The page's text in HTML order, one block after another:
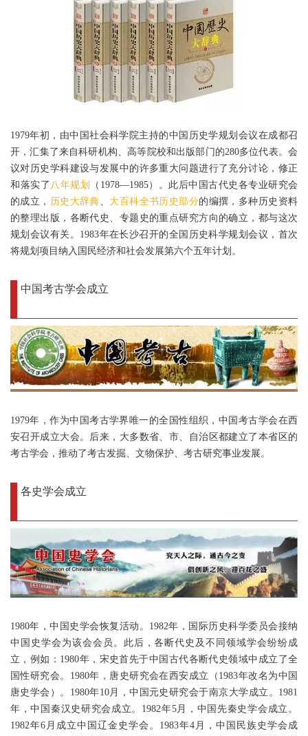
1979年初，由中国社会科学院主持的中国历史学规划会议在成都召
开，汇集了来自科研机构、高等院校和出版部门的280多位代表。会
议对历史学科建设与发展中的许多重大问题进行了充分讨论，修正
和落实了 八年规划
（1978—1985）。此后中国古代史各专业研究会
的成立， 历史大辞典 大百科全书历史部分的编撰，多种历史资料
的整理出版，各断代史、专题史的重点研究方向的确立，都与这次
规划会议有关。1983年在长沙召开的全国历史科学规划会议，首次
将规划项目纳入国民经济和社会发展第六个五年计划。
中国考古学会成立
1979年，作为中国考古学界唯一的全国性组织，中国考古学会在西
安召开成立大会。后来，大多数省、市、自治区都建立了本省区的
考古学会，推动了考古发掘、文物保护、考古研究事业发展。
各史学会成立
1980年，中国史学会恢复活动。1982年，国际历史科学委员会接纳
中国史学会为该会会员。此后，各断代史及不同领域学会纷纷成
立，例如：1980年，宋史首先于中国古代各断代史领域中成立了全
国性研究会。1980年，唐史研究会在西安成立（1983年改名为中国
唐史学会）。1980年10月，中国元史研究会于南京大学成立。1981
年，中国秦汉史研究会成立。1982年5月，中国先秦史学会成立。
1982年6月成立中国辽金史学会。1983年4月，中国民族史学会成